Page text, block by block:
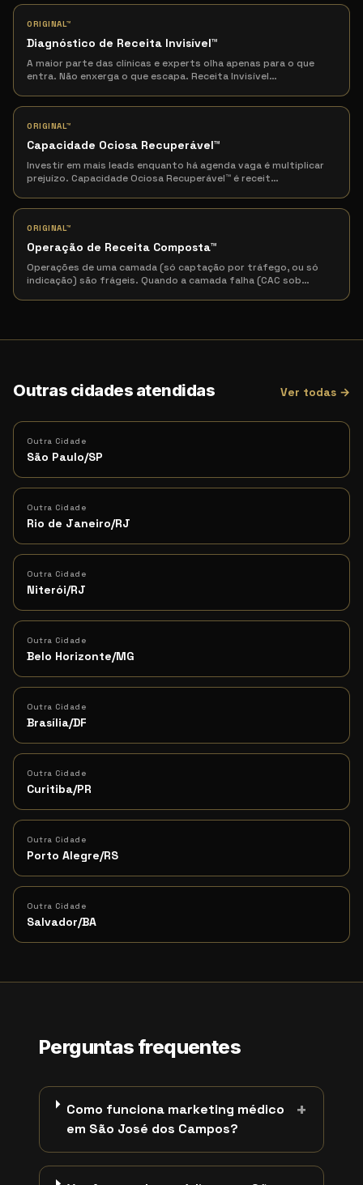
ORIGINAL™
Diagnóstico de Receita Invisível™
A maior parte das clínicas e experts olha apenas para o que
entra. Não enxerga o que escapa. Receita Invisível…
ORIGINAL™
Capacidade Ociosa Recuperável™
Investir em mais leads enquanto há agenda vaga é multiplicar
prejuízo. Capacidade Ociosa Recuperável™ é receit…
ORIGINAL™
Operação de Receita Composta™
Operações de uma camada (só captação por tráfego, ou só
indicação) são frágeis. Quando a camada falha (CAC sob…
Outras cidades atendidas Ver todas →
Outra Cidade
São Paulo/SP
Outra Cidade
Rio de Janeiro/RJ
Outra Cidade
Niterói/RJ
Outra Cidade
Belo Horizonte/MG
Outra Cidade
Brasília/DF
Outra Cidade
Curitiba/PR
Outra Cidade
Porto Alegre/RS
Outra Cidade
Salvador/BA
Perguntas frequentes
Como funciona marketing médico
em São José dos Campos?
+